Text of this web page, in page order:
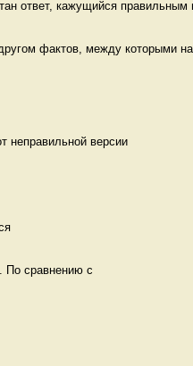
ответ, кажущийся правильным
фактов, между которыми
неправильной версии
По сравнению с